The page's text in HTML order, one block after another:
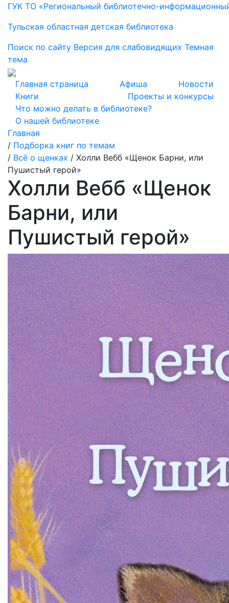
ГУК ТО «Региональный библиотечно-
Тульская областная детская библиотека
Поиск по сайту Версия для слабовидящих Темная
тема
Главная страница Афиша
Новости
Книги
Проекты и конкурсы
Что можно делать в библиотеке?
О нашей библиотеке
Главная
/ Подборка книг по темам
/ Всё о щенках / Холли Вебб «Щенок Барни, или
Пушистый герой»
Холли Вебб «Щенок
Барни, или
Пушистый герой»